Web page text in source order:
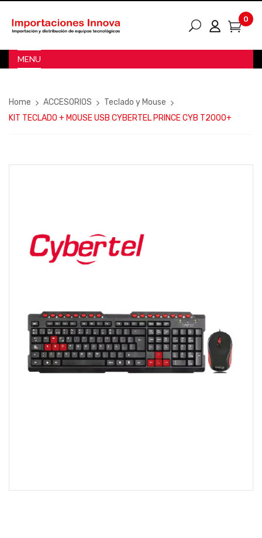
0
MENU
Home ACCESORIOS
Teclado y Mouse
KIT TECLADO + MOUSE USB CYBERTEL PRINCE CYB T2000+